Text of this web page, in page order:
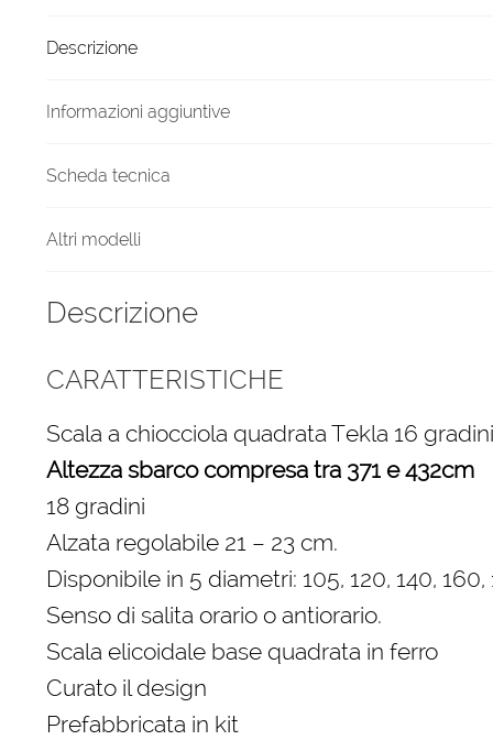
quantità
Descrizione
Informazioni aggiuntive
Scheda tecnica
Altri modelli
Descrizione
CARATTERISTICHE
Scala a chiocciola quadrata Tekla 16
Altezza sbarco compresa tra 371 e 432cm
18 gradini
Alzata regolabile 21 – 23 cm.
Disponibile in 5 diametri: 105, 120, 140,
Senso di salita orario o antiorario.
Scala elicoidale base quadrata in ferro
Curato il design
Prefabbricata in kit